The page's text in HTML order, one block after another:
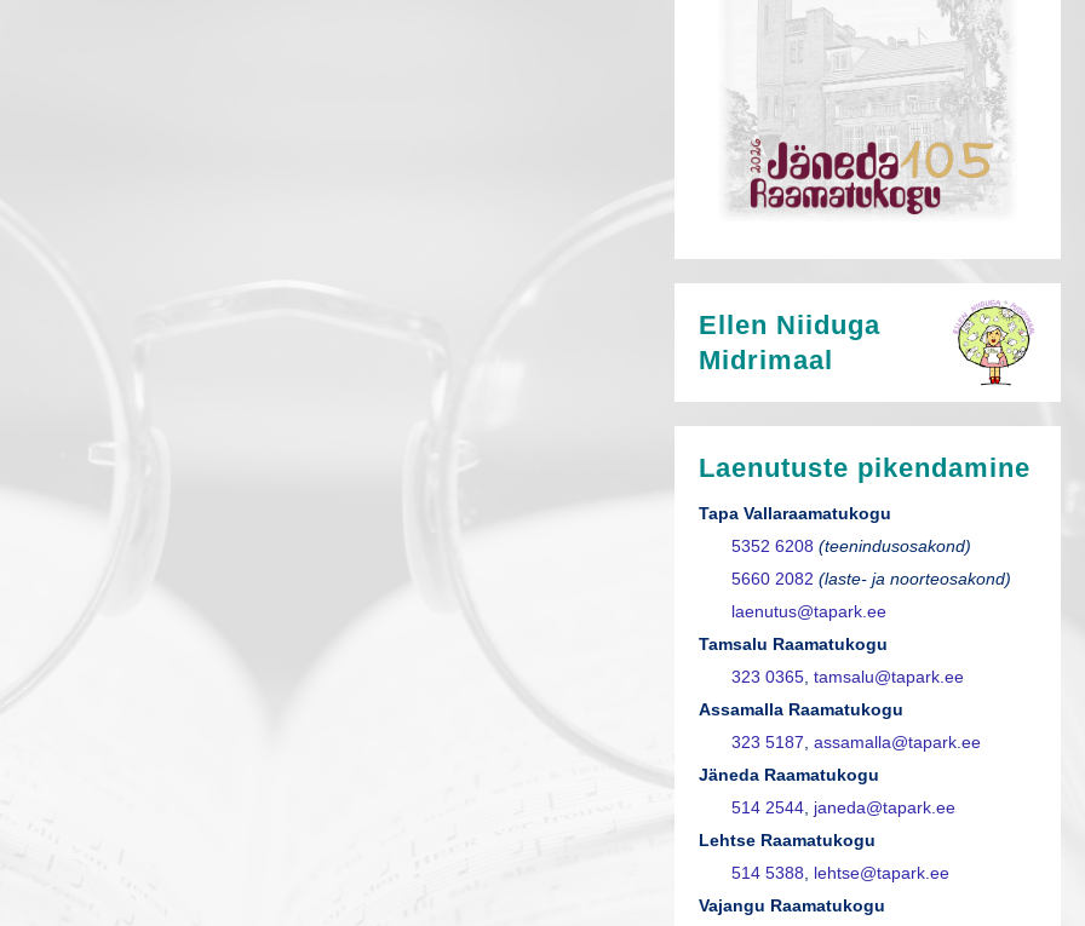
Ellen Niiduga
Midrimaal
Laenutuste pikendamine
Tapa Vallaraamatukogu
5352 6208 (teenindusosakond)
5660 2082 (laste- ja noorteosakond)
laenutus@tapark.ee
Tamsalu Raamatukogu
323 0365,tamsalu@tapark.ee
Assamalla Raamatukogu
323 5187,assamalla@tapark.ee
Jäneda Raamatukogu
514 2544, janeda@tapark.ee
Lehtse Raamatukogu
514 5388, lehtse@tapark.ee
Vajangu Raamatukogu